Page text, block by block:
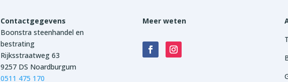
Contactgegevens
Boonstra steenhandel en
bestrating
Rijksstraatweg 63
9257 DS Noardburgum
0511 475 170
Meer weten